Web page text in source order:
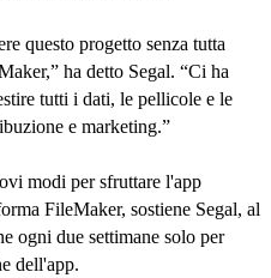
questo progetto senza tutta
ha detto Segal. “Ci ha
tutti i dati, le pellicole e le
e marketing.”
modi per sfruttare l'app
FileMaker, sostiene Segal, al
ogni due settimane solo per
dell'app.